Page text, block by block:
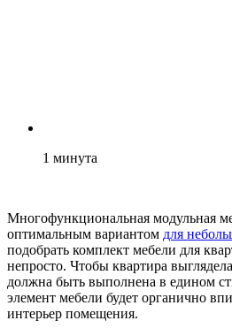
1 минута
Многофункциональная модульная
оптимальным вариантом для
подобрать комплект мебели для
непросто. Чтобы квартира
должна быть выполнена в едином
элемент мебели будет органично
интерьер помещения.